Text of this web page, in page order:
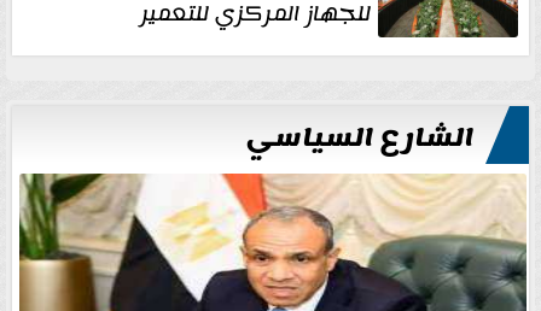
للجهاز المركزي للتعمير
الشارع السياسي